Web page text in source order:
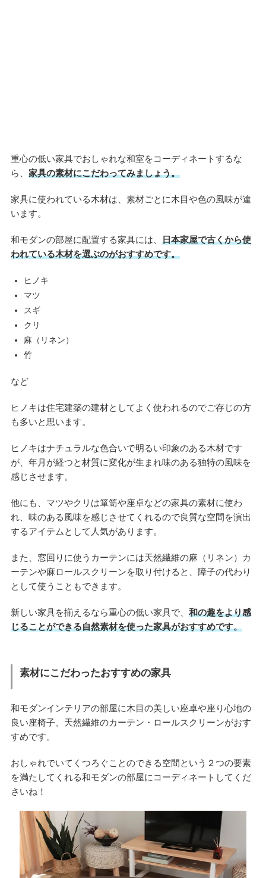
重心の低い家具でおしゃれな和室をコーディネートするな
ら、 家具の素材にこだわってみましょう。
家具に使われている木材は、素材ごとに木目や色の風味が違
います。
和モダンの部屋に配置する家具には、 日本家屋で古くから使
われている木材を選ぶのがおすすめです。
ヒノキ
マツ
スギ
クリ
麻（リネン）
竹
など
ヒノキは住宅建築の建材としてよく使われるのでご存じの方
も多いと思います。
ヒノキはナチュラルな色合いで明るい印象のある木材です
が、年月が経つと材質に変化が生まれ味のある独特の風味を
感じさせます。
他にも、マツやクリは箪笥や座卓などの家具の素材に使わ
れ、味のある風味を感じさせてくれるので良質な空間を演出
するアイテムとして人気があります。
また、窓回りに使うカーテンには天然繊維の麻（リネン）カ
ーテンや麻ロールスクリーンを取り付けると、障子の代わり
として使うこともできます。
新しい家具を揃えるなら重心の低い家具で、 和の趣をより感
じることができる自然素材を使った家具がおすすめです。
素材にこだわったおすすめの家具
和モダンインテリアの部屋に木目の美しい座卓や座り心地の
良い座椅子、天然繊維のカーテン・ロールスクリーンがおす
すめです。
おしゃれでいてくつろぐことのできる空間という２つの要素
を満たしてくれる和モダンの部屋にコーディネートしてくだ
さいね！